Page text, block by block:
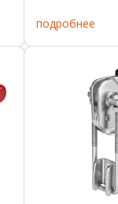
двигаются в
Опорные
подробнее